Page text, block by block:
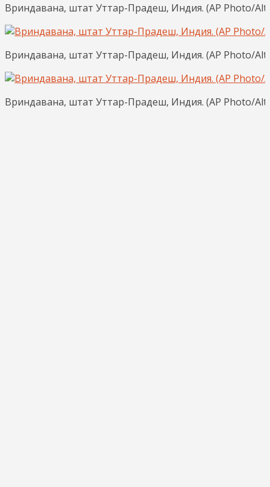
Вриндавана, штат Уттар-Прадеш, Индия. (AP Photo/
Вриндавана, штат Уттар-Прадеш, Индия. (AP Photo/
Вриндавана, штат Уттар-Прадеш, Индия. (AP Photo/